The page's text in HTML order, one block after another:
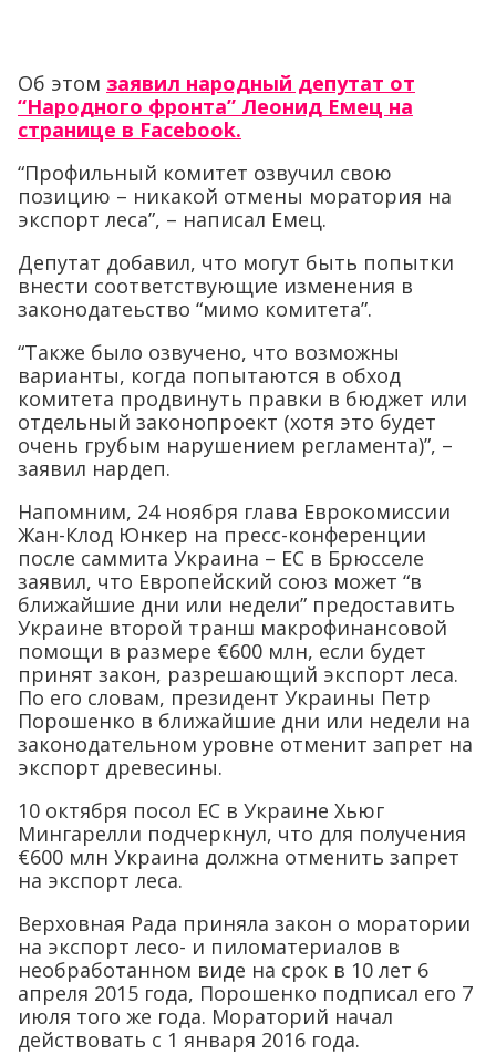
Об этом заявил народный депутат от
“Народного фронта” Леонид Емец на
странице в Facebook.
“Профильный комитет озвучил свою
позицию – никакой отмены моратория на
экспорт леса”, – написал Емец.
Депутат добавил, что могут быть попытки
внести соответствующие изменения в
законодатеьство “мимо комитета”.
“Также было озвучено, что возможны
варианты, когда попытаются в обход
комитета продвинуть правки в бюджет или
отдельный законопроект (хотя это будет
очень грубым нарушением регламента)”, –
заявил нардеп.
Напомним, 24 ноября глава Еврокомиссии
Жан-Клод Юнкер на пресс-конференции
после саммита Украина – ЕС в Брюсселе
заявил, что Европейский союз может “в
ближайшие дни или недели” предоставить
Украине второй транш макрофинансовой
помощи в размере €600 млн, если будет
принят закон, разрешающий экспорт леса.
По его словам, президент Украины Петр
Порошенко в ближайшие дни или недели на
законодательном уровне отменит запрет на
экспорт древесины.
10 октября посол ЕС в Украине Хьюг
Мингарелли подчеркнул, что для получения
€600 млн Украина должна отменить запрет
на экспорт леса.
Верховная Рада приняла закон о моратории
на экспорт лесо- и пиломатериалов в
необработанном виде на срок в 10 лет 6
апреля 2015 года, Порошенко подписал его 7
июля того же года. Мораторий начал
действовать с 1 января 2016 года.